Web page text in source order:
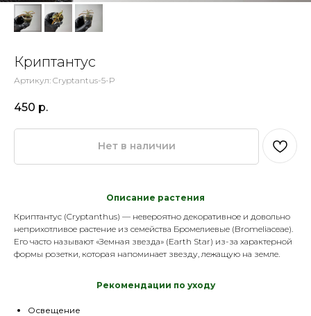
Криптантус
Артикул: Cryptantus-5-P
450 р.
Нет в наличии
Описание растения
Криптантус (Cryptanthus) — невероятно декоративное и довольно
неприхотливое растение из семейства Бромелиевые (Bromeliaceae).
Его часто называют «Земная звезда» (Earth Star) из-за характерной
формы розетки, которая напоминает звезду, лежащую на земле.
Рекомендации по уходу
Освещение